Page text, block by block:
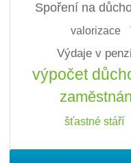
Spoření na
valorizace
Výdaje v penzi
výpočet
šťastné stáří